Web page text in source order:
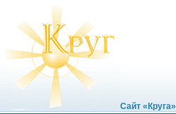
Сайт «Круга»